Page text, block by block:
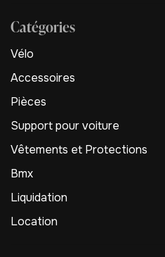
Catégories
Vélo
Accessoires
Pièces
Support pour voiture
Vêtements et Protections
Bmx
Liquidation
Location